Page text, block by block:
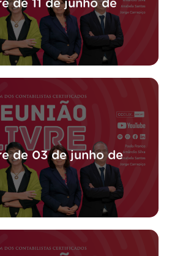
de 11 de junho de
de 03 de junho de